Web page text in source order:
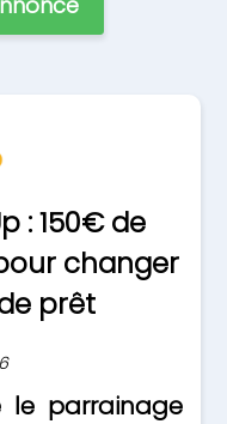
: 150€ de
changer
prêt
le parrainage